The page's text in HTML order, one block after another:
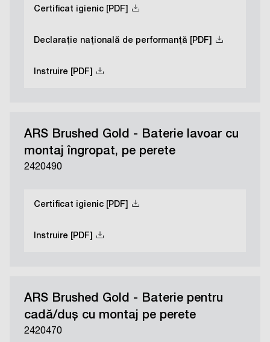
Certificat igienic [PDF]
Declarație națională de performanță [PDF]
Instruire [PDF]
ARS Brushed Gold - Baterie lavoar cu
montaj îngropat, pe perete
2420490
Certificat igienic [PDF]
Instruire [PDF]
ARS Brushed Gold - Baterie pentru
cadă/duș cu montaj pe perete
2420470